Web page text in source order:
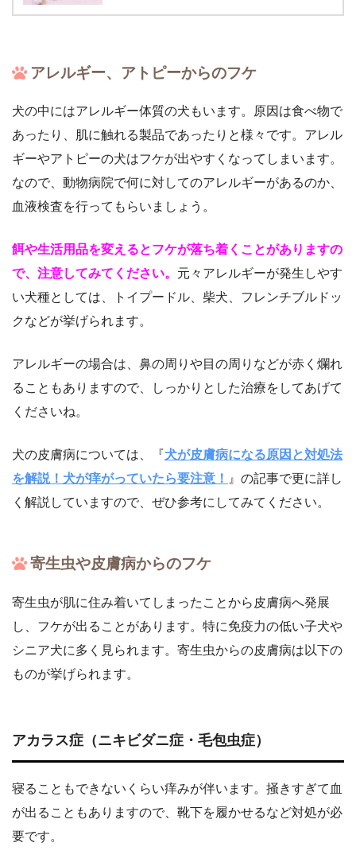
アレルギー、アトピーからのフケ
犬の中にはアレルギー体質の犬もいます。原因は食べ物で
あったり、肌に触れる製品であったりと様々です。アレル
ギーやアトピーの犬はフケが出やすくなってしまいます。
なので、動物病院で何に対してのアレルギーがあるのか、
血液検査を行ってもらいましょう。
餌や生活用品を変えるとフケが落ち着くことがありますの
で、注意してみてください。 元々アレルギーが発生しやす
い犬種としては、トイプードル、柴犬、フレンチブルドッ
クなどが挙げられます。
アレルギーの場合は、鼻の周りや目の周りなどが赤く爛れ
ることもありますので、しっかりとした治療をしてあげて
くださいね。
犬の皮膚病については、『 犬が皮膚病になる原因と対処法
を解説！犬が痒がっていたら要注意！ 』の記事で更に詳し
く解説していますので、ぜひ参考にしてみてください。
寄生虫や皮膚病からのフケ
寄生虫が肌に住み着いてしまったことから皮膚病へ発展
し、フケが出ることがあります。特に免疫力の低い子犬や
シニア犬に多く見られます。寄生虫からの皮膚病は以下の
ものが挙げられます。
アカラス症（ニキビダニ症・毛包虫症）
寝ることもできないくらい痒みが伴います。掻きすぎて血
が出ることもありますので、靴下を履かせるなど対処が必
要です。